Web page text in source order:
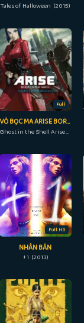
Tales of Halloween (2015)
Full
VỎ BỌC MA ARISE BORDER: 2 MA THÌ THẦM
Ghost in the Shell Arise - Border 2: Ghost Whispers (2013)
Full HD
NHÂN BẢN
+1 (2013)